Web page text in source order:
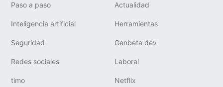
Paso a paso Actualidad
Inteligencia artificial Herramientas
Seguridad Genbeta dev
Redes sociales Laboral
timo Netflix